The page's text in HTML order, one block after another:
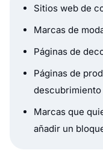
Sitios web de
Marcas de
Páginas de
Páginas de
descubrimiento
Marcas que
añadir un